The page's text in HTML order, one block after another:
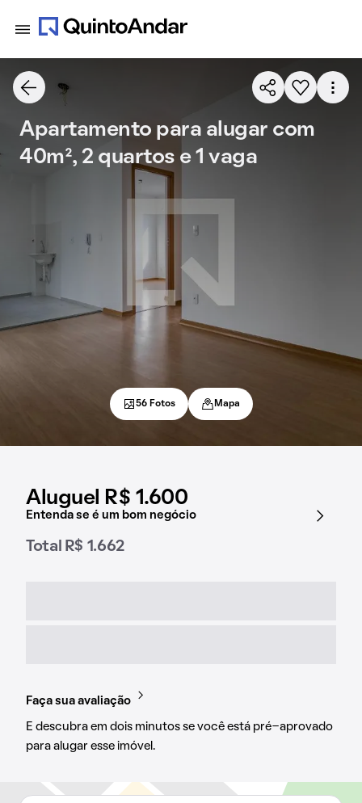
Aluguel R$ 1.600
Entenda se é um bom negócio
Total R$ 1.662
Faça sua avaliação
E descubra em dois minutos se você está pré-aprovado
para alugar esse imóvel.
Apartamento para alugar com
40m², 2 quartos e 1 vaga
56 Fotos Mapa